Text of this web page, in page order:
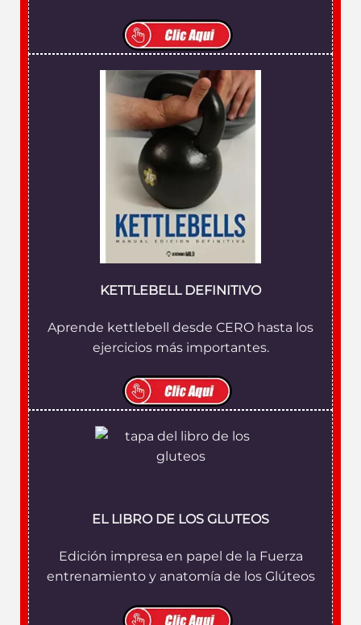
KETTLEBELL DEFINITIVO
Aprende kettlebell desde CERO hasta los
ejercicios más importantes.
EL LIBRO DE LOS GLUTEOS
Edición impresa en papel de la Fuerza
entrenamiento y anatomía de los Glúteos